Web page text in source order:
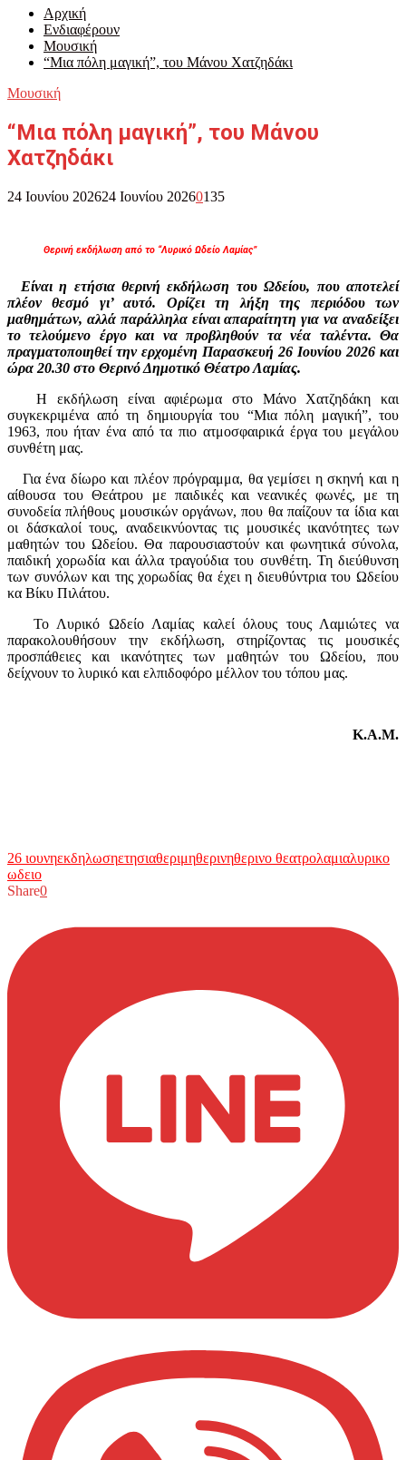
Αρχική
Ενδιαφέρουν
Μουσική
“Μια πόλη μαγική”, του Μάνου Χατζηδάκι
Μουσική
“Μια πόλη μαγική”, του Μάνου
Χατζηδάκι
24 Ιουνίου 202624 Ιουνίου 20260135
Θερινή εκδήλωση από το “Λυρικό Ωδείο Λαμίας”
Είναι η ετήσια θερινή εκδήλωση του Ωδείου, που αποτελεί
πλέον θεσμό γι’ αυτό. Ορίζει τη λήξη της περιόδου των
μαθημάτων, αλλά παράλληλα είναι απαραίτητη για να αναδείξει
το τελούμενο έργο και να προβληθούν τα νέα ταλέντα. Θα
πραγματοποιηθεί την ερχομένη Παρασκευή 26 Ιουνίου 2026 και
ώρα 20.30 στο Θερινό Δημοτικό Θέατρο Λαμίας.
Η εκδήλωση είναι αφιέρωμα στο Μάνο Χατζηδάκη και
συγκεκριμένα από τη δημιουργία του “Μια πόλη μαγική”, του
1963, που ήταν ένα από τα πιο ατμοσφαιρικά έργα του μεγάλου
συνθέτη μας.
Για ένα δίωρο και πλέον πρόγραμμα, θα γεμίσει η σκηνή και η
αίθουσα του Θεάτρου με παιδικές και νεανικές φωνές, με τη
συνοδεία πλήθους μουσικών οργάνων, που θα παίζουν τα ίδια και
οι δάσκαλοί τους, αναδεικνύοντας τις μουσικές ικανότητες των
μαθητών του Ωδείου. Θα παρουσιαστούν και φωνητικά σύνολα,
παιδική χορωδία και άλλα τραγούδια του συνθέτη. Τη διεύθυνση
των συνόλων και της χορωδίας θα έχει η διευθύντρια του Ωδείου
κα Βίκυ Πιλάτου.
Το Λυρικό Ωδείο Λαμίας καλεί όλους τους Λαμιώτες να
παρακολουθήσουν την εκδήλωση, στηρίζοντας τις μουσικές
προσπάθειες και ικανότητες των μαθητών του Ωδείου, που
δείχνουν το λυρικό και ελπιδοφόρο μέλλον του τόπου μας.
Κ.Α.Μ.
26 ιουνηεκδηλωσηετησιαθεριμηθερινηθερινο θεατρολαμιαλυρικο
ωδειο
Share0